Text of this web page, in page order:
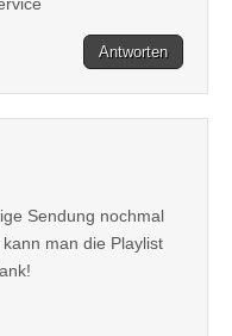
Antworten
Sendung nochmal
man die Playlist